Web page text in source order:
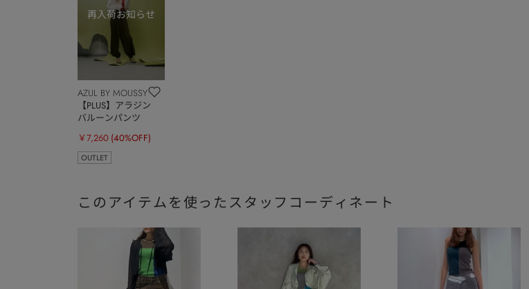
AZUL BY MOUSSY
【PLUS】アラジン
バルーンパンツ
￥7,260 (40%OFF)
OUTLET
このアイテムを使ったスタッフコーディネート